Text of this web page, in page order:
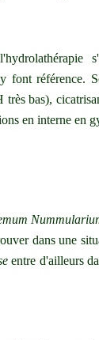
font référence.
bas),
en interne en
dans une
entre d'ailleurs